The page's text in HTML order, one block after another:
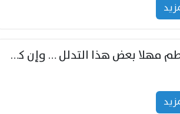
أفاطم مهلا بعض هذا التدلل … وإن كنت قد أزمعت صرمي فأجملي